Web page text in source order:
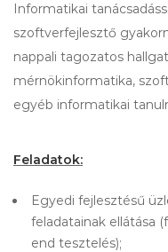
Informatikai
szoftverfejlesztő
nappali tagozatos
mérnökinformatika,
egyéb informatikai
Feladatok:
Egyedi fejlesztésű
feladatainak ellátása
end tesztelés);